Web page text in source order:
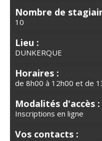
Nombre de
10
Lieu :
DUNKERQUE
Horaires :
de 8h00 à 12h00 et de
Modalités d'accès :
Inscriptions en ligne
Vos contacts :